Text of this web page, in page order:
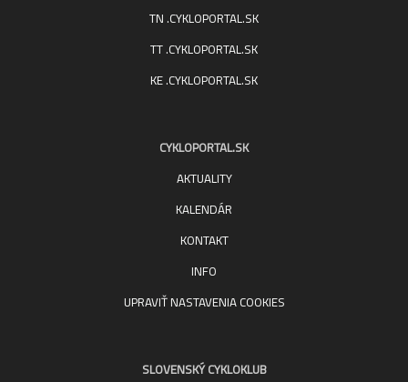
TN .CYKLOPORTAL.SK
TT .CYKLOPORTAL.SK
KE .CYKLOPORTAL.SK
CYKLOPORTAL.SK
AKTUALITY
KALENDÁR
KONTAKT
INFO
UPRAVIŤ NASTAVENIA COOKIES
SLOVENSKÝ CYKLOKLUB